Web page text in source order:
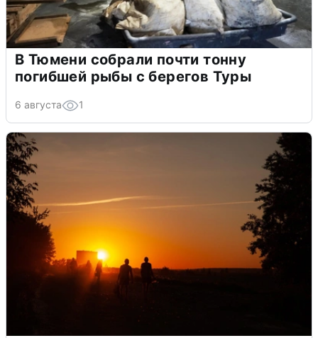
В Тюмени собрали почти тонну
погибшей рыбы с берегов Туры
6 августа 1